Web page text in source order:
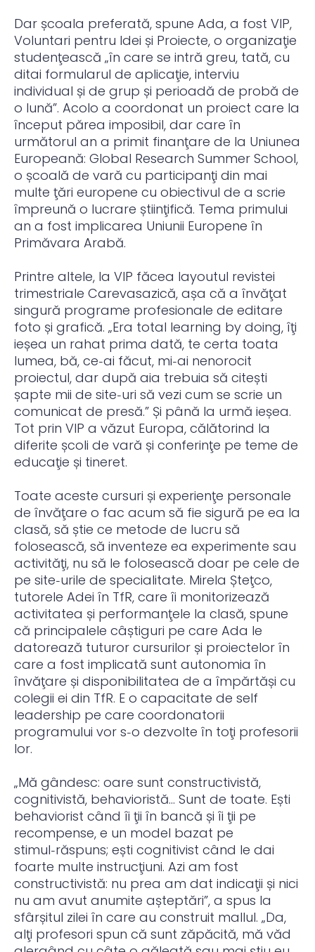
Dar școala preferată, spune Ada, a fost VIP,
Voluntari pentru Idei și Proiecte, o organizaţie
studenţească „în care se intră greu, tată, cu
ditai formularul de aplicaţie, interviu
individual și de grup și perioadă de probă de
o lună”. Acolo a coordonat un proiect care la
început părea imposibil, dar care în
următorul an a primit finanţare de la Uniunea
Europeană: Global Research Summer School,
o școală de vară cu participanţi din mai
multe ţări europene cu obiectivul de a scrie
împreună o lucrare știinţifică. Tema primului
an a fost implicarea Uniunii Europene în
Primăvara Arabă.
Printre altele, la VIP făcea layoutul revistei
trimestriale Carevasazică, așa că a învăţat
singură programe profesionale de editare
foto și grafică. „Era total learning by doing, îţi
ieșea un rahat prima dată, te certa toata
lumea, bă, ce‑ai făcut, mi‑ai nenorocit
proiectul, dar după aia trebuia să citești
șapte mii de site‑uri să vezi cum se scrie un
comunicat de presă.” Și până la urmă ieșea.
Tot prin VIP a văzut Europa, călătorind la
diferite școli de vară și conferinţe pe teme de
educaţie și tineret.
Toate aceste cursuri și experienţe personale
de învăţare o fac acum să fie sigură pe ea la
clasă, să știe ce metode de lucru să
folosească, să inventeze ea experimente sau
activităţi, nu să le folosească doar pe cele de
pe site‑urile de specialitate. Mirela Șteţco,
tutorele Adei în TfR, care îi monitorizează
activitatea și performanţele la clasă, spune
că principalele câștiguri pe care Ada le
datorează tuturor cursurilor și proiectelor în
care a fost implicată sunt autonomia în
învăţare și disponibilitatea de a împărtăși cu
colegii ei din TfR. E o capacitate de self
leadership pe care coordonatorii
programului vor s‑o dezvolte în toţi profesorii
lor.
„Mă gândesc: oare sunt constructivistă,
cognitivistă, behavioristă… Sunt de toate. Ești
behaviorist când îi ţii în bancă și îi ţii pe
recompense, e un model bazat pe
stimul‑răspuns; ești cognitivist când le dai
foarte multe instrucţiuni. Azi am fost
constructivistă: nu prea am dat indicaţii și nici
nu am avut anumite așteptări”, a spus la
sfârșitul zilei în care au construit mallul. „Da,
alţi profesori spun că sunt zăpăcită, mă văd